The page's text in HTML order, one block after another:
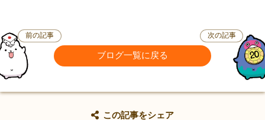
前の記事
ブログ一覧に戻る
次の記事
この記事をシェア